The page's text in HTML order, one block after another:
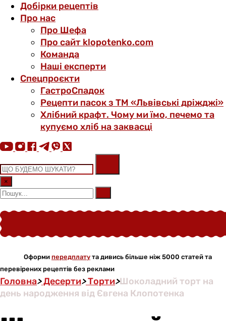
Добірки рецептів
Про нас
Про Шефа
Про сайт klopotenko.com
Команда
Наші експерти
Спецпроєкти
ГастроСпадок
Рецепти пасок з ТМ «Львівські дріжджі»
Хлібний крафт. Чому ми їмо, печемо та
купуємо хліб на заквасці
×
Оформи передплату та дивись більше ніж 5000 статей та
перевірених рецептів без реклами
Головна>Десерти>Торти>Шоколадний торт на
день народження від Євгена Клопотенка